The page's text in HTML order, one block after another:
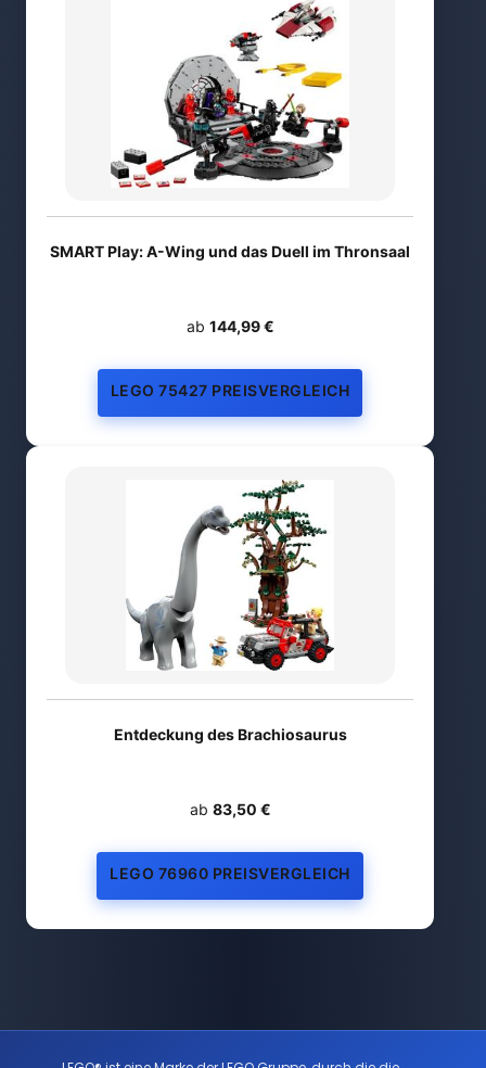
SMART Play: A-Wing und das Duell im Thronsaal
ab 144,99 €
LEGO 75427 PREISVERGLEICH
Entdeckung des Brachiosaurus
ab 83,50 €
LEGO 76960 PREISVERGLEICH